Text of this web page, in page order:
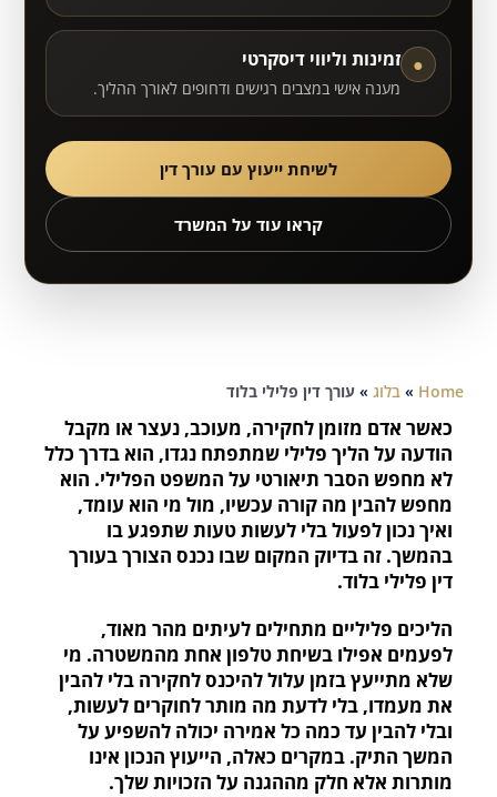
● זמינות וליווי דיסקרטי
מענה אישי במצבים רגישים ודחופים לאורך ההליך.
לשיחת ייעוץ עם עורך דין
קראו עוד על המשרד
Home
» בלוג » עורך דין פלילי בלוד
כאשר אדם מזומן לחקירה, מעוכב, נעצר או מקבל
הודעה על הליך פלילי שמתפתח נגדו, הוא בדרך כלל
לא מחפש הסבר תיאורטי על המשפט הפלילי. הוא
מחפש להבין מה קורה עכשיו, מול מי הוא עומד,
ואיך נכון לפעול בלי לעשות טעות שתפגע בו
בהמשך. זה בדיוק המקום שבו נכנס הצורך בעורך
דין פלילי בלוד.
הליכים פליליים מתחילים לעיתים מהר מאוד,
לפעמים אפילו בשיחת טלפון אחת מהמשטרה. מי
שלא מתייעץ בזמן עלול להיכנס לחקירה בלי להבין
את מעמדו, בלי לדעת מה מותר לחוקרים לעשות,
ובלי להבין עד כמה כל אמירה יכולה להשפיע על
המשך התיק. במקרים כאלה, הייעוץ הנכון אינו
מותרות אלא חלק מההגנה על הזכויות שלך.